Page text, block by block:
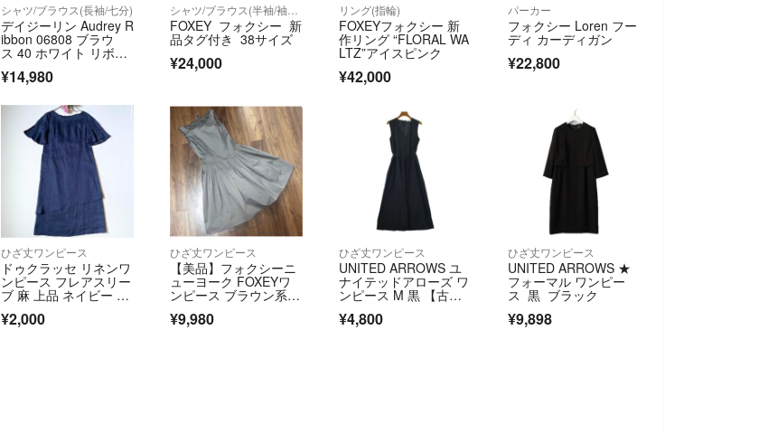
シャツ/ブラウス(長袖/七分)
デイジーリン Audrey R
ibbon 06808 ブラウ
ス 40 ホワイト リボ
ン ITDDXG8D7OAS
¥14,980
FOXEY フォクシー 新
品タグ付き 38サイズ
¥24,000
リング(指輪)
FOXEYフォクシー 新
作リング “FLORAL WA
LTZ”アイスピンク
¥42,000
パーカー
フォクシー Loren フー
ディ カーディガン
¥22,800
ひざ丈ワンピース
ドゥクラッセ リネンワ
ンピース フレアスリー
ブ 麻 上品 ネイビー 美
¥2,000
ひざ丈ワンピース
【美品】フォクシーニ
ューヨーク FOXEYワ
ンピース ブラウン系 4
¥9,980
ひざ丈ワンピース
UNITED ARROWS ユ
ナイテッドアローズ ワ
ンピース M 黒 【古
料】
¥4,800
ひざ丈ワンピース
UNITED ARROWS ★
フォーマル ワンピー
ス 黒 ブラック
¥9,898